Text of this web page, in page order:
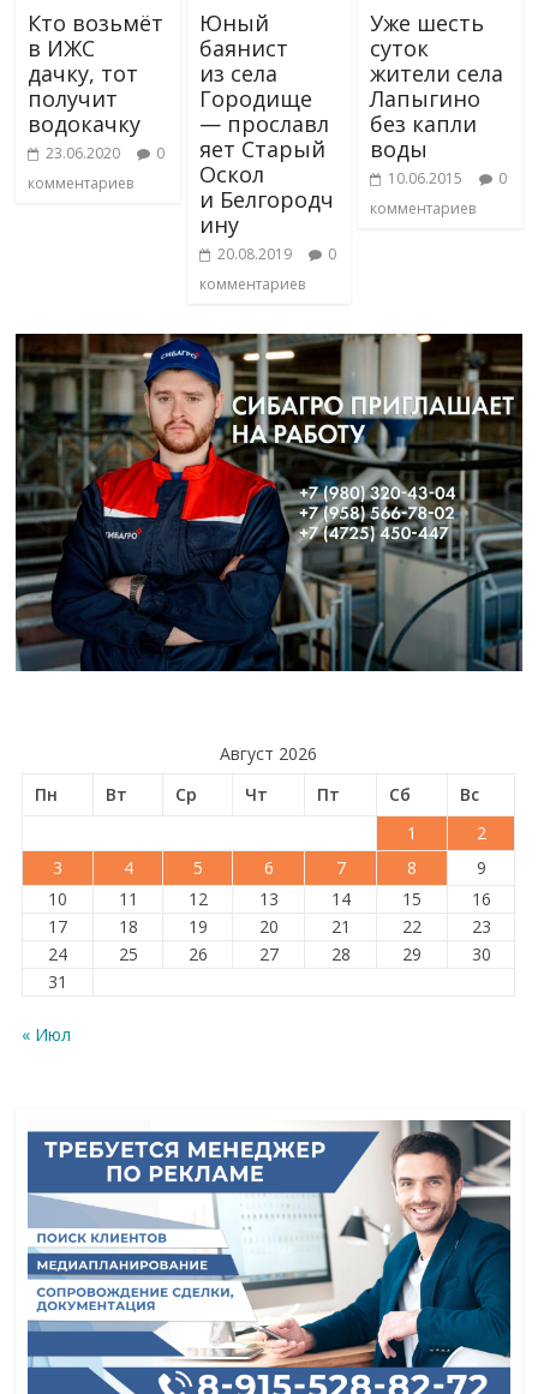
Кто возьмёт
в ИЖС
дачку, тот
получит
водокачку
23.06.2020
0
комментариев
Юный
баянист
из села
Городище
— прославл
яет Старый
Оскол
и Белгородч
ину
20.08.2019
0
комментариев
Уже шесть
суток
жители села
Лапыгино
без капли
воды
10.06.2015
0
комментариев
Август 2026
Пн
Вт Ср Чт Пт Сб
Вс
1
2
3
4 5 6 7 8
9
10
11 12 13 14 15
16
17
18 19 20 21 22
23
24
25 26 27 28 29
30
31
« Июл